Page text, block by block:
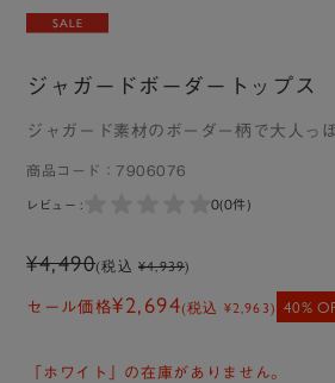
ジャガードボーダートップス
ジャガード素材のボーダー柄で大人っ
商品コード： 7906076
レビュー : 0(0件)
¥4,490(税込 ¥4,939)
セール価格¥2,694(税込 ¥2,963) 40%
「ホワイト」の在庫がありません。